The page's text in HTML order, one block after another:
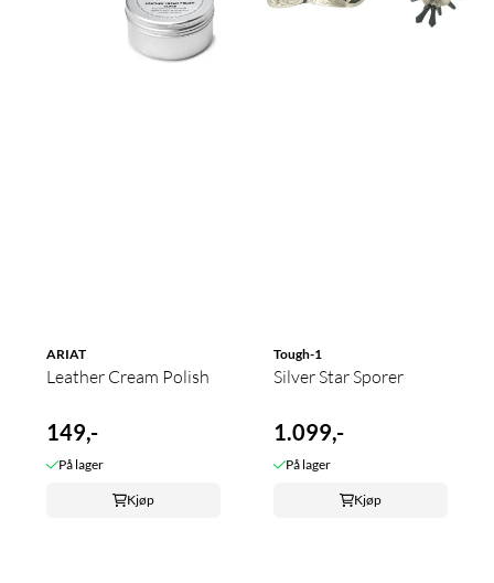
ARIAT
Leather Cream Polish
149,-
På lager
Kjøp
Tough-1
Silver Star Sporer
1.099,-
På lager
Kjøp